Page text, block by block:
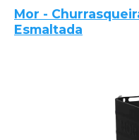
Mor -
Esmaltada